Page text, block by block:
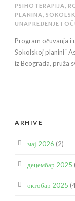
PSIHOTERAPIJA
PLANINA
UNAPREĐENJE I
Program očuvanja i
Sokolskoj planini“
iz Beograda, pruža
ARHIVE
мај 2026 (2)
децембар 2025
октобар 2025